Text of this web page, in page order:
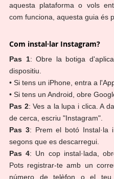
aquesta plataforma o vols
com funciona, aquesta guia és
Com instal·lar Instagram?
Pas 1: Obre la botiga
dispositiu.
• Si tens un iPhone, entra a
• Si tens un Android, obre
Pas 2: Ves a la lupa i clica. A
de cerca, escriu "Instagram".
Pas 3: Prem el botó Instal·la
segons que es descarregui.
Pas 4: Un cop instal·lada,
Pots registrar-te amb un
número de telèfon o el teu